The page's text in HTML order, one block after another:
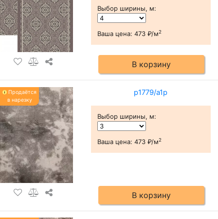
Выбор ширины, м:
Ваша цена: 473 ₽/м2
В корзину
Продаётся
в нарезку
р1779/а1р
Выбор ширины, м:
Ваша цена: 473 ₽/м2
В корзину